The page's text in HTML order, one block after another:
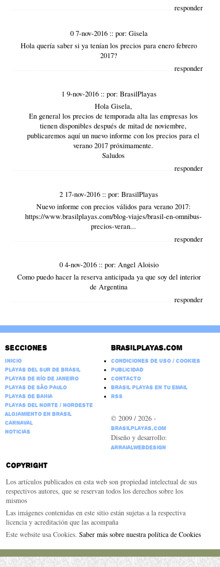
responder
0 7-nov-2016 :: por: Gisela
Hola quería saber si ya tenían los precios para enero febrero
2017?
responder
1 9-nov-2016 :: por: BrasilPlayas
Hola Gisela,
En general los precios de temporada alta las empresas los
tienen disponibles después de mitad de noviembre,
publicaremos aquí un nuevo informe con los precios para el
verano 2017 próximamente.
Saludos
responder
2 17-nov-2016 ::por:BrasilPlayas
Nuevo informe con precios válidos para verano 2017:
https://www.brasilplayas.com/blog-viajes/brasil-en-omnibus-
precios-veran...
responder
0 4-nov-2016 :: por: Angel Aloisio
Como puedo hacer la reserva anticipada ya que soy del interior
de Argentina
responder
Secciones
Inicio
Playas del Sur de Brasil
Playas de Río de Janeiro
Playas de São Paulo
Playas de Bahia
Playas del Norte / Nordeste
Alojamiento en Brasil
Carnaval
Noticias
Brasilplayas.com
Condiciones de Uso / Cookies
Publicidad
Contacto
Brasil Playas en tu email
RSS
© 2009 / 2026 -
BrasilPlayas.com
Diseño y desarrollo:
ArraialWebDesign
Copyright
Los artículos publicados en esta web son propiedad intelectual de sus
respectivos autores, que se reservan todos los derechos sobre los
mismos
Las imágenes contenidas en este sitio están sujetas a la respectiva
licencia y acreditación que las acompaña
Este website usa Cookies. Saber más sobre nuestra política de Cookies